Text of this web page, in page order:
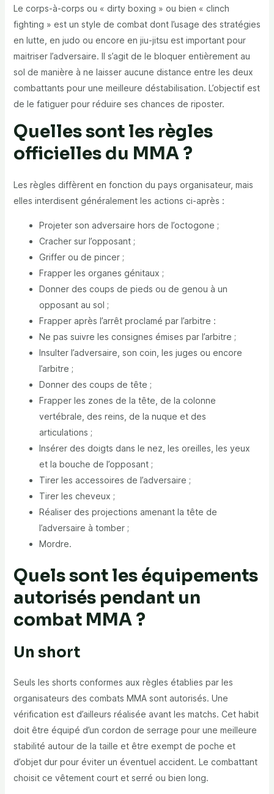
Le corps-à-corps ou « dirty boxing » ou bien « clinch
fighting » est un style de combat dont l’usage des stratégies
en lutte, en judo ou encore en jiu-jitsu est important pour
maitriser l’adversaire. Il s’agit de le bloquer entièrement au
sol de manière à ne laisser aucune distance entre les deux
combattants pour une meilleure déstabilisation. L’objectif est
de le fatiguer pour réduire ses chances de riposter.
Quelles sont les règles
officielles du MMA ?
Les règles diffèrent en fonction du pays organisateur, mais
elles interdisent généralement les actions ci-après :
Projeter son adversaire hors de l’octogone ;
Cracher sur l’opposant ;
Griffer ou de pincer ;
Frapper les organes génitaux ;
Donner des coups de pieds ou de genou à un
opposant au sol ;
Frapper après l’arrêt proclamé par l’arbitre :
Ne pas suivre les consignes émises par l’arbitre ;
Insulter l’adversaire, son coin, les juges ou encore
l’arbitre ;
Donner des coups de tête ;
Frapper les zones de la tête, de la colonne
vertébrale, des reins, de la nuque et des
articulations ;
Insérer des doigts dans le nez, les oreilles, les yeux
et la bouche de l’opposant ;
Tirer les accessoires de l’adversaire ;
Tirer les cheveux ;
Réaliser des projections amenant la tête de
l’adversaire à tomber ;
Mordre.
Quels sont les équipements
autorisés pendant un
combat MMA ?
Un short
Seuls les shorts conformes aux règles établies par les
organisateurs des combats MMA sont autorisés. Une
vérification est d’ailleurs réalisée avant les matchs. Cet habit
doit être équipé d’un cordon de serrage pour une meilleure
stabilité autour de la taille et être exempt de poche et
d’objet dur pour éviter un éventuel accident. Le combattant
choisit ce vêtement court et serré ou bien long.